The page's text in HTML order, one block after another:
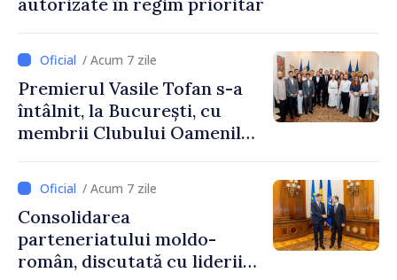
/ Acum 7 zile
Premierul Vasile Tofan s-a
întâlnit, la București, cu
membrii Clubului Oamenilor
/ Acum 7 zile
Consolidarea
parteneriatului moldo-
român, discutată cu liderii